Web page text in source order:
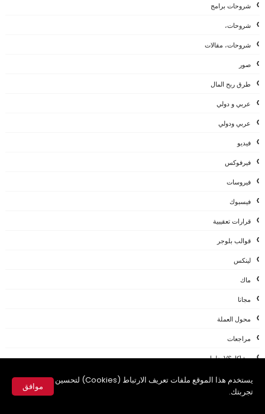
يستخدم هذا الموقع ملفات تعريف الارتباط (Cookies) لتحسين
تجربتك.
موافق
شروحات برامج
شروحات،
شروحات، مقالات
صور
طرق ربح المال
عربي و دولي
عربي ودولي
فيديو
فيرفوكس
فيروسات
فيسبوك
قرارات تعقيبية
قوالب بلوجر
لينكس
ماك
مجانا
محول العملة
مراجعات
مشاكلVS حلول
مقال
مقالات